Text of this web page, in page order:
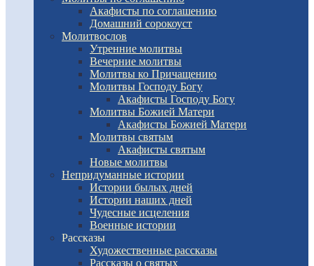
Акафисты по соглашению
Домашний сорокоуст
Молитвослов
Утренние молитвы
Вечерние молитвы
Молитвы ко Причащению
Молитвы Господу Богу
Акафисты Господу Богу
Молитвы Божией Матери
Акафисты Божией Матери
Молитвы святым
Акафисты святым
Новые молитвы
Непридуманные истории
Истории былых дней
Истории наших дней
Чудесные исцеления
Военные истории
Рассказы
Художественные рассказы
Рассказы о святых